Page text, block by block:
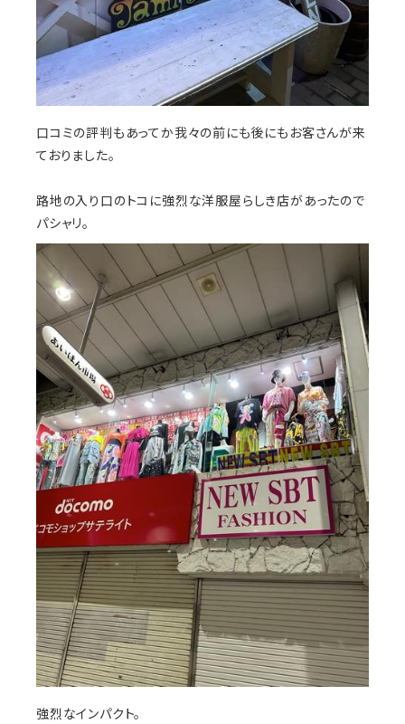
口コミの評判もあってか我々の前にも後にもお客さんが来
ておりました。
路地の入り口のトコに強烈な洋服屋らしき店があったので
パシャリ。
強烈なインパクト。